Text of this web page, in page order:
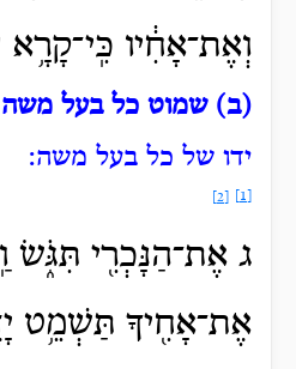
וְאֶת־אָחִ֔יו
(ב) שמוט כל בעל משה
ידו של כל בעל משה:
ג אֶת־הַנָּכְרִ֖י תִּגֹּ֑שׂ
אֶת־אָחִ֖יךָ תַּשְׁמֵ֥ט